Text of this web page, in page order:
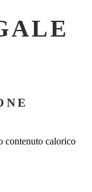
contenuto calorico